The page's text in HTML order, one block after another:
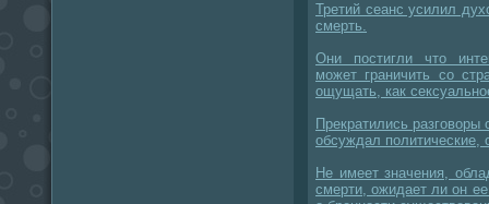
Третий сеанс усилил
смерть.
Они постигли что
может граничить со
ощущать, как
Прекратились
обсуждал
Не имеет значения,
смерти, ожидает ли он